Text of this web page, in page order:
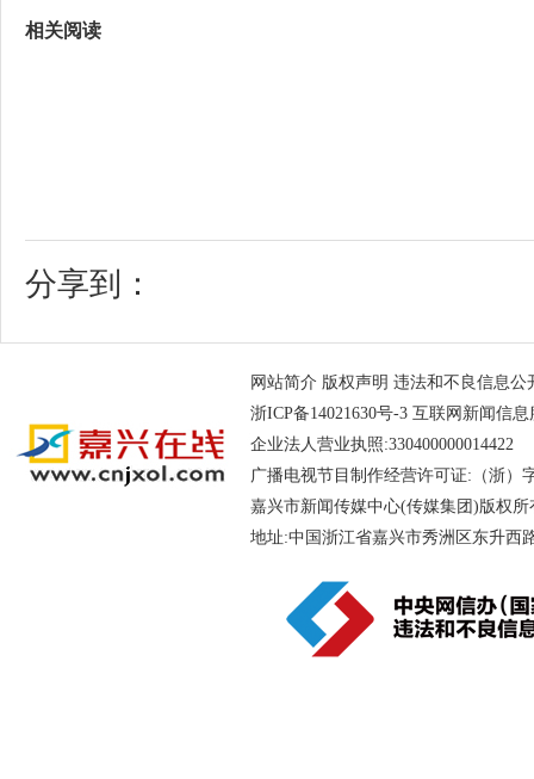
相关阅读
分享到：
网站简介 版权声明 违法和不良信息公
浙ICP备14021630号-3 互联网新闻信息
企业法人营业执照
广播电视节目制作经营许可证:（浙
嘉兴市新闻传媒中心(传媒集团)版权
地址:中国浙江省嘉兴市秀洲区东升西